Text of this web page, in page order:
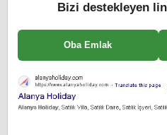
Bizi destekleyen
Oba Emlak